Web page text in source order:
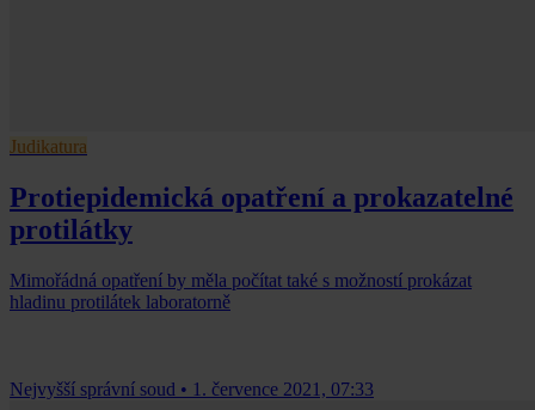
Judikatura
Protiepidemická opatření a prokazatelné
protilátky
Mimořádná opatření by měla počítat také s možností prokázat
hladinu protilátek laboratorně
Nejvyšší správní soud • 1. července 2021, 07:33